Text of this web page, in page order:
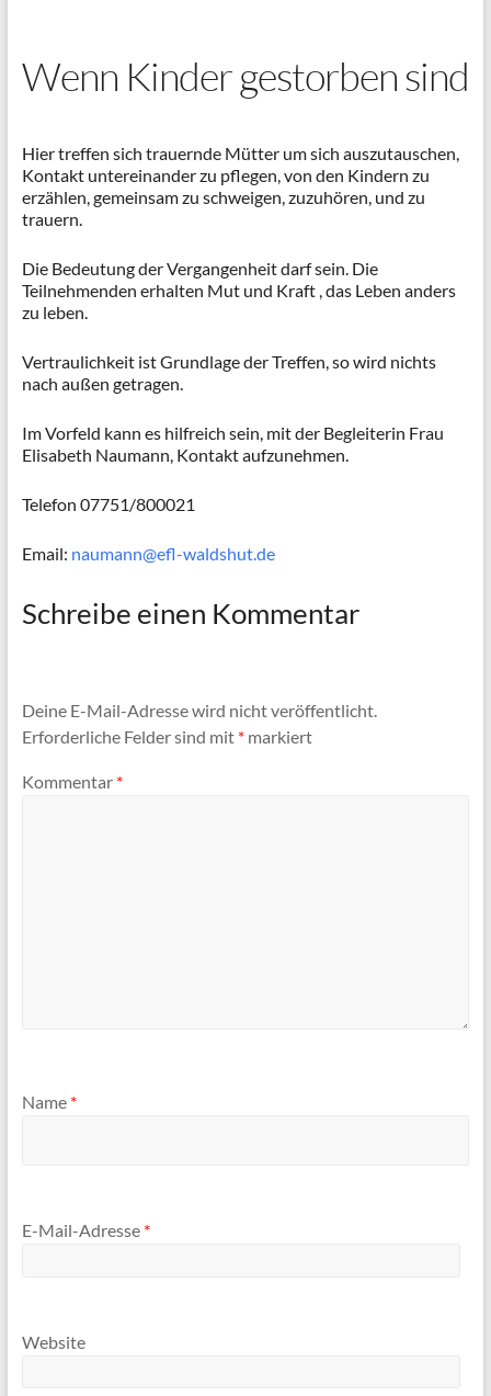
Wenn Kinder gestorben sind
Hier treffen sich trauernde Mütter um sich auszutauschen,
Kontakt untereinander zu pflegen, von den Kindern zu
erzählen, gemeinsam zu schweigen, zuzuhören, und zu
trauern.
Die Bedeutung der Vergangenheit darf sein. Die
Teilnehmenden erhalten Mut und Kraft , das Leben anders
zu leben.
Vertraulichkeit ist Grundlage der Treffen, so wird nichts
nach außen getragen.
Im Vorfeld kann es hilfreich sein, mit der Begleiterin Frau
Elisabeth Naumann, Kontakt aufzunehmen.
Telefon 07751/800021
Email: naumann@efl-waldshut.de
Schreibe einen Kommentar
Deine E-Mail-Adresse wird nicht veröffentlicht.
Erforderliche Felder sind mit *markiert
Kommentar *
Name *
E-Mail-Adresse *
Website